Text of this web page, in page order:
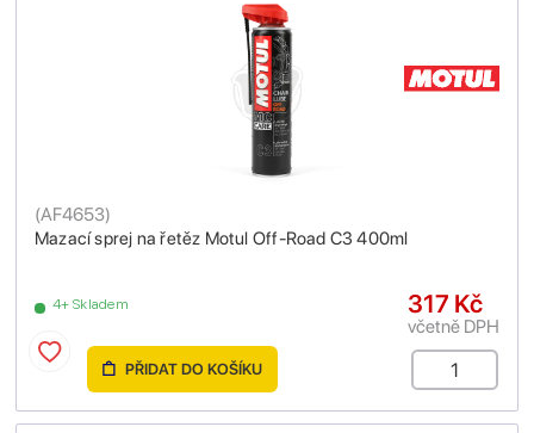
Mazací sprej na řetěz Motul Off-Road C3 400ml
(AF4653)
4+ Skladem 317 Kč
včetně DPH
PŘIDAT DO KOŠÍKU